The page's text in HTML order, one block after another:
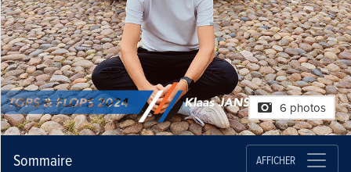
6 photos
Sommaire AFFICHER